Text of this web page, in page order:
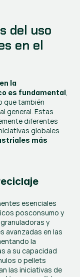
del uso
en el
la
es fundamental
que también
general. Estas
diferentes
globales
más
esenciales
posconsumo y
y
avanzadas en las
a su capacidad
o pellets
las iniciativas de